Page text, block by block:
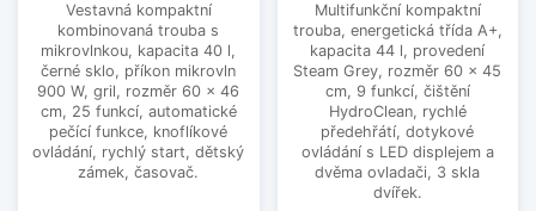
Vestavná kompaktní
kombinovaná trouba s
mikrovlnkou, kapacita 40 l,
černé sklo, příkon mikrovln
900 W, gril, rozměr 60 x 46
cm, 25 funkcí, automatické
pečící funkce, knoflíkové
ovládání, rychlý start, dětský
zámek, časovač.
Multifunkční kompaktní
trouba, energetická třída A+,
kapacita 44 l, provedení
Steam Grey, rozměr 60 x 45
cm, 9 funkcí, čištění
HydroClean, rychlé
předehřátí, dotykové
ovládání s LED displejem a
dvěma ovladači, 3 skla
dvířek.